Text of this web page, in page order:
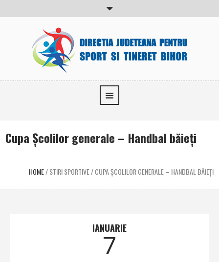
Cupa Şcolilor generale – Handbal băieţi
HOME/STIRI SPORTIVE/CUPA ŞCOLILOR GENERALE – HANDBAL BĂIEŢI
IANUARIE
7